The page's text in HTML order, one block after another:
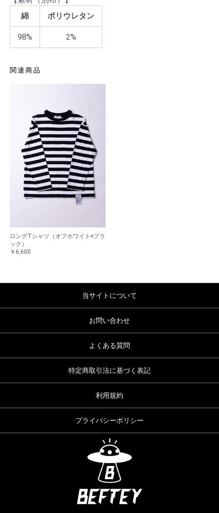
綿
ポリウレタン
98% 2%
関連商品
ロングTシャツ（オフホワイト×ブラ
ック）
￥6,600
当サイトについて
お問い合わせ
よくある質問
特定商取引法に基づく表記
利用規約
プライバシーポリシー